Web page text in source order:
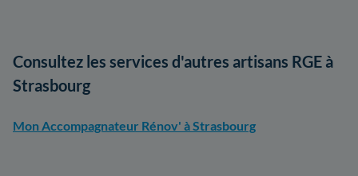
Consultez les services d'autres artisans RGE à
Strasbourg
Mon Accompagnateur Rénov' à Strasbourg